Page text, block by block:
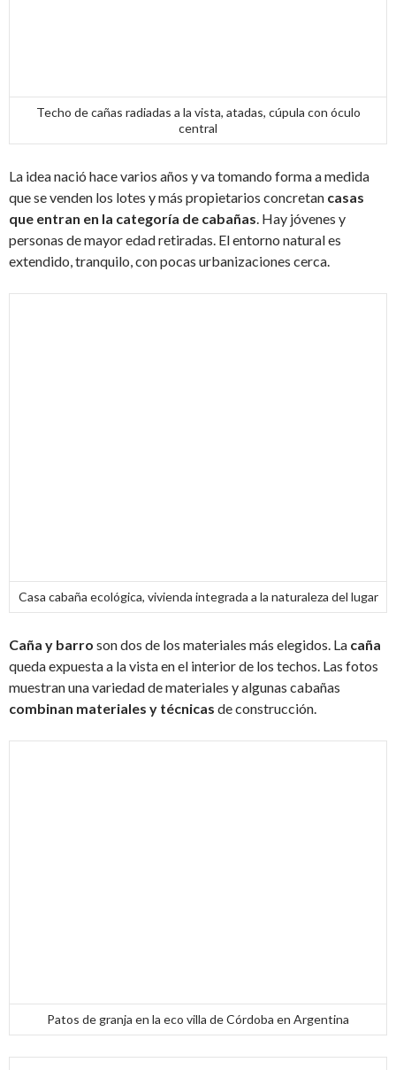
Techo de cañas radiadas a la vista, atadas, cúpula con óculo
central
La idea nació hace varios años y va tomando forma a medida
que se venden los lotes y más propietarios concretan casas
que entran en la categoría de cabañas. Hay jóvenes y
personas de mayor edad retiradas. El entorno natural es
extendido, tranquilo, con pocas urbanizaciones cerca.
Casa cabaña ecológica, vivienda integrada a la naturaleza del lugar
Caña y barro son dos de los materiales más elegidos. La caña
queda expuesta a la vista en el interior de los techos. Las fotos
muestran una variedad de materiales y algunas cabañas
combinan materiales y técnicas de construcción.
Patos de granja en la eco villa de Córdoba en Argentina